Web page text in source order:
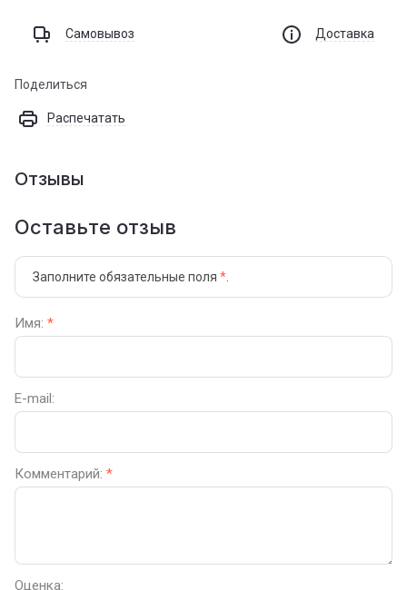
Самовывоз Доставка
Поделиться
Распечатать
Отзывы
Оставьте отзыв
Заполните обязательные поля *
Имя: *
E-mail:
Комментарий: *
Оценка: